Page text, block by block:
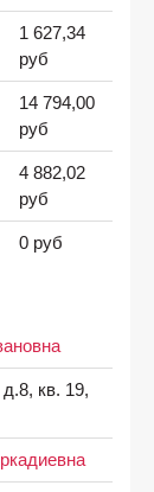
1 627,34
руб
14 794,00
руб
4 882,02
руб
0 руб
кв. 19,